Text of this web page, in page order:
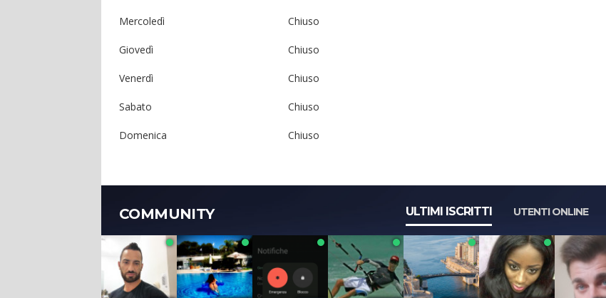
Mercoledì Chiuso
Giovedì Chiuso
Venerdì Chiuso
Sabato Chiuso
Domenica Chiuso
COMMUNITY ULTIMI ISCRITTI UTENTI ONLINE